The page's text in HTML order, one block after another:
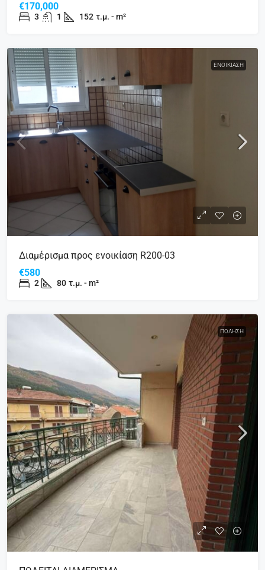
€170,000
3 1 152 τ.μ. - m²
ΕΝΟΙΚΊΑΣΗ
Διαμέρισμα προς ενοικίαση R200-03
€580
2 80 τ.μ. - m²
ΠΏΛΗΣΗ